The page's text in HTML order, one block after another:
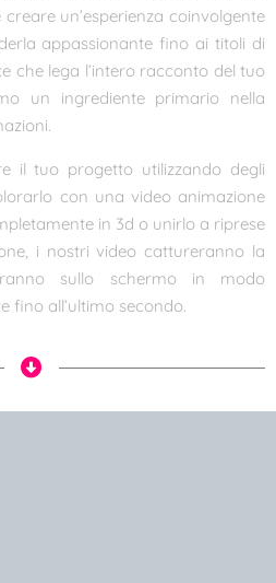
un’esperienza coinvolgente
appassionante fino ai titoli di
che lega l’intero racconto del tuo
un ingrediente primario nella
il tuo progetto utilizzando degli
con una video animazione
in 3d o unirlo a riprese
i nostri video cattureranno la
sullo schermo in modo
fino all’ultimo secondo.